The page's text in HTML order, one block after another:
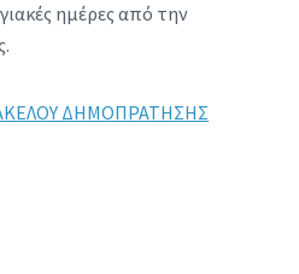
ημέρες από την
ΔΗΜΟΠΡΑΤΗΣΗΣ